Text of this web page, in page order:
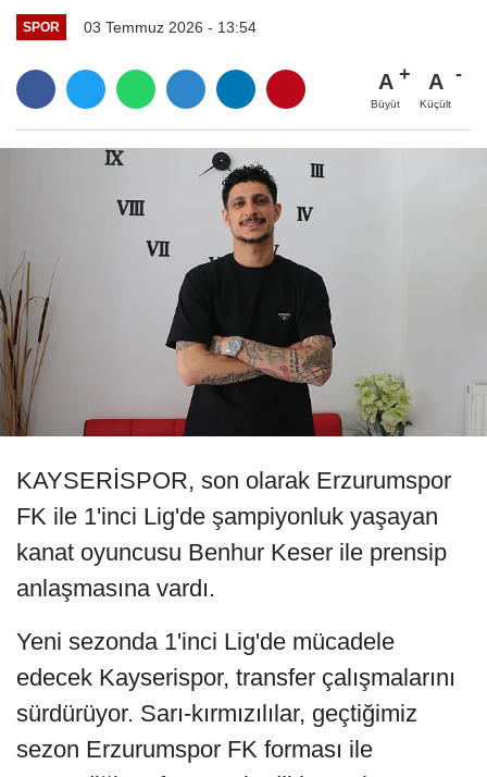
SPOR 03 Temmuz 2026 - 13:54
A
Büyüt
A
Küçült
KAYSERİSPOR, son olarak Erzurumspor
FK ile 1'inci Lig'de şampiyonluk yaşayan
kanat oyuncusu Benhur Keser ile prensip
anlaşmasına vardı.
Yeni sezonda 1'inci Lig'de mücadele
edecek Kayserispor, transfer çalışmalarını
sürdürüyor. Sarı-kırmızılılar, geçtiğimiz
sezon Erzurumspor FK forması ile